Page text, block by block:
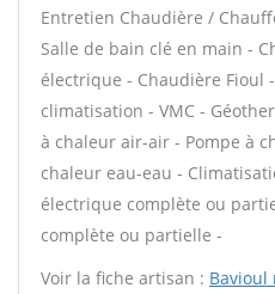
Entretien Chaudière /
Salle de bain clé en main -
électrique - Chaudière Fioul
climatisation - VMC -
à chaleur air-air - Pompe à
chaleur eau-eau -
électrique complète ou
complète ou partielle -
Voir la fiche artisan : Bavioul